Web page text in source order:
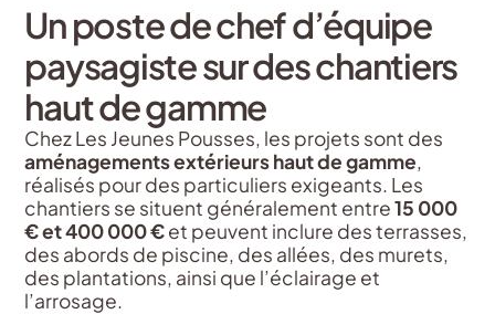
Un poste de chef d’équipe
paysagiste sur des chantiers
haut de gamme
Chez Les Jeunes Pousses, les projets sont des
aménagements extérieurs haut de gamme,
réalisés pour des particuliers exigeants. Les
chantiers se situent généralement entre15 000
€ et 400 000 €et peuvent inclure des terrasses,
des abords de piscine, des allées, des murets,
des plantations, ainsi que l’éclairage et
l’arrosage.